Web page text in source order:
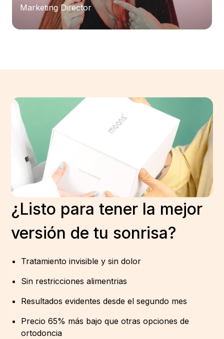
Marketing Director
¿Listo para tener la mejor
versión de tu sonrisa?
Tratamiento invisible y sin dolor
Sin restricciones alimentrias
Resultados evidentes desde el segundo mes
Precio 65% más bajo que otras opciones de
ortodoncia